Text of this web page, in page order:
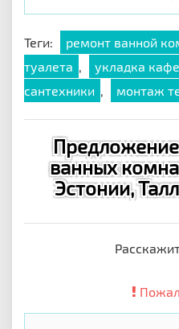
Теги: ремонт ванной
туалета , укладка
сантехники , монтаж
ванных
Эстонии,